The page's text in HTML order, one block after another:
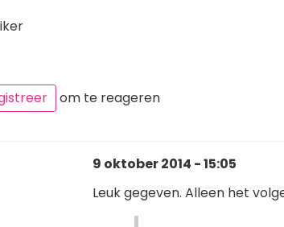
om te reageren
9 oktober 2014 - 15:05
Leuk gegeven. Alleen het